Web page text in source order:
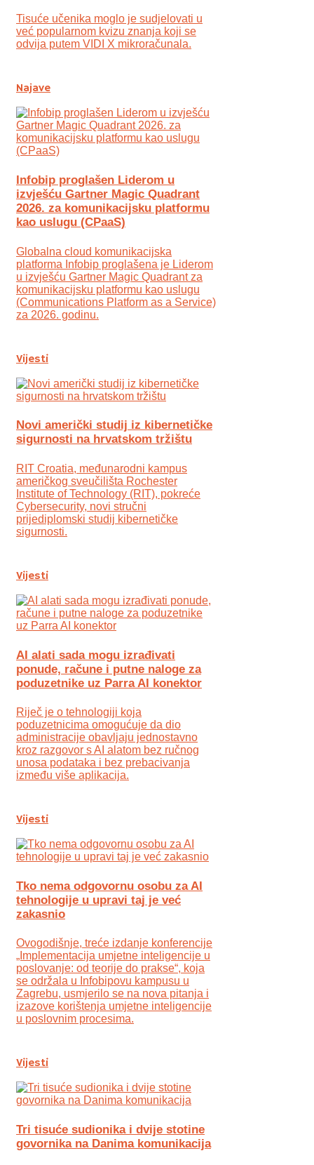
Tisuće učenika moglo je sudjelovati u
već popularnom kvizu znanja koji se
odvija putem VIDI X mikroračunala.
Najave
Infobip proglašen Liderom u
izvješću Gartner Magic Quadrant
2026. za komunikacijsku platformu
kao uslugu (CPaaS)
Globalna cloud komunikacijska
platforma Infobip proglašena je Liderom
u izvješću Gartner Magic Quadrant za
komunikacijsku platformu kao uslugu
(Communications Platform as a Service)
za 2026. godinu.
Vijesti
Novi američki studij iz kibernetičke
sigurnosti na hrvatskom tržištu
RIT Croatia, međunarodni kampus
američkog sveučilišta Rochester
Institute of Technology (RIT), pokreće
Cybersecurity, novi stručni
prijediplomski studij kibernetičke
sigurnosti.
Vijesti
AI alati sada mogu izrađivati
ponude, račune i putne naloge za
poduzetnike uz Parra AI konektor
Riječ je o tehnologiji koja
poduzetnicima omogućuje da dio
administracije obavljaju jednostavno
kroz razgovor s AI alatom bez ručnog
unosa podataka i bez prebacivanja
između više aplikacija.
Vijesti
Tko nema odgovornu osobu za AI
tehnologije u upravi taj je već
zakasnio
Ovogodišnje, treće izdanje konferencije
„Implementacija umjetne inteligencije u
poslovanje: od teorije do prakse“, koja
se održala u Infobipovu kampusu u
Zagrebu, usmjerilo se na nova pitanja i
izazove korištenja umjetne inteligencije
u poslovnim procesima.
Vijesti
Tri tisuće sudionika i dvije stotine
govornika na Danima komunikacija